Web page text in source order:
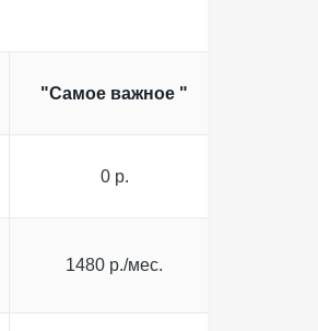
"Самое важное "
0 р.
1480 р./мес.